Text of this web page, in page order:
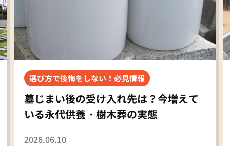
選び方で後悔をしない！必見情報
墓じまい後の受け入れ先は？今増えて
いる永代供養・樹木葬の実態
2026.06.10